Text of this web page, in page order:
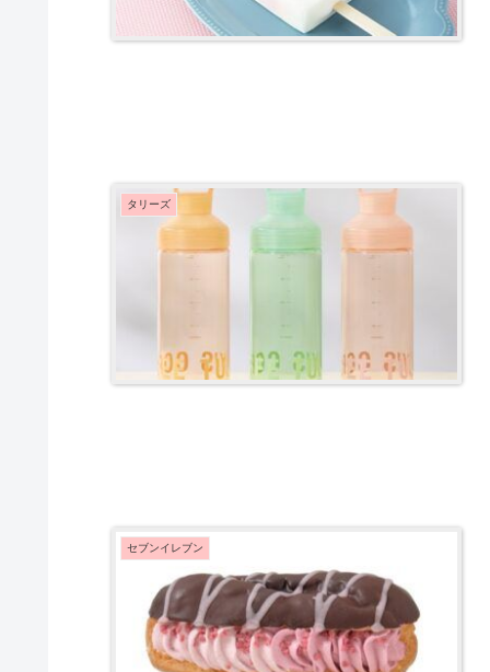
タリーズ
セブンイレブン